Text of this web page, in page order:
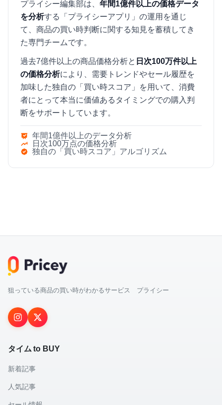
プライシー編集部は、 年間1億件以上の価格データ
を分析する「プライシーアプリ」の運用を通じ
て、商品の買い時判断に関する知見を蓄積してき
た専門チームです。
過去7億件以上の商品価格分析と 日次100万件以上
の価格分析により、需要トレンドやセール履歴を
加味した独自の「買い時スコア」を用いて、消費
者にとって本当に価値あるタイミングでの購入判
断をサポートしています。
年間1億件以上のデータ分析
日次100万点の価格分析
独自の「買い時スコア」アルゴリズム
狙っている商品の買い時がわかるサービス プライシー
タイム to BUY
新着記事
人気記事